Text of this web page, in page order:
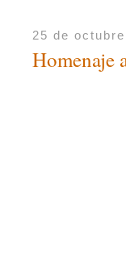
25 de
Homenaje